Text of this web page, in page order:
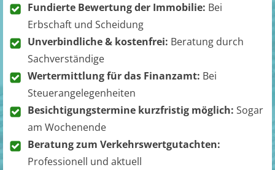
Fundierte Bewertung der Immobilie: Bei
Erbschaft und Scheidung
Unverbindliche & kostenfrei: Beratung durch
Sachverständige
Wertermittlung für das Finanzamt: Bei
Steuerangelegenheiten
Besichtigungstermine kurzfristig möglich: Sogar
am Wochenende
Beratung zum Verkehrswertgutachten:
Professionell und aktuell